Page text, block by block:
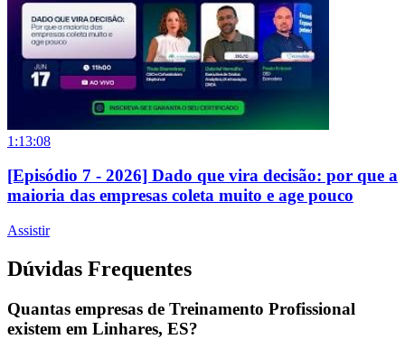
1:13:08
[Episódio 7 - 2026] Dado que vira decisão: por que a
maioria das empresas coleta muito e age pouco
Assistir
Dúvidas Frequentes
Quantas empresas de Treinamento Profissional
existem em Linhares, ES?